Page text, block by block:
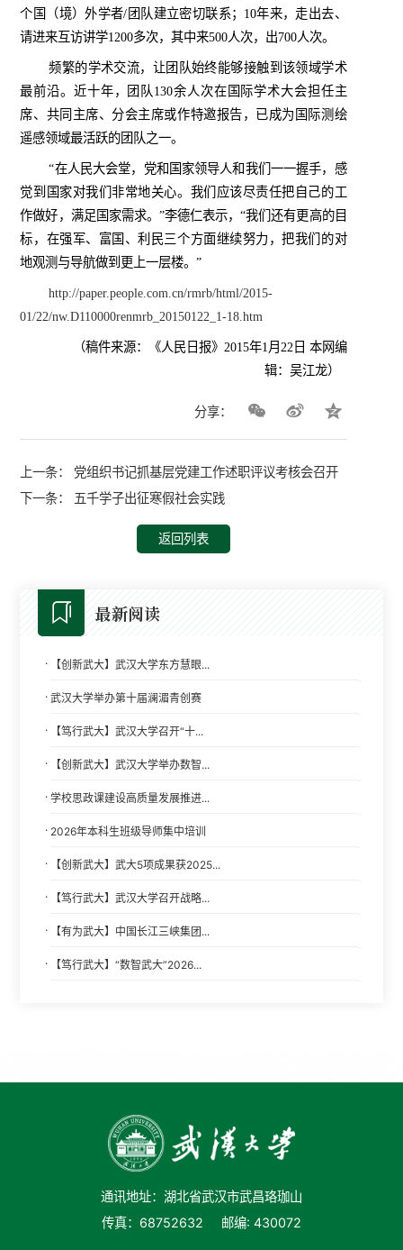
个国（境）外学者/ 团队建立密切联系； 10年来，走出去、
请进来互访讲学1200多次，其中来500人次，出700人次。
频繁的学术交流，让团队始终能够接触到该领域学术
最前沿。近十年，团队 130余人次在国际学术大会担任主
席、共同主席、分会主席或作特邀报告，已成为国际测绘
遥感领域最活跃的团队之一。
“在人民大会堂，党和国家领导人和我们一一握手，感
觉到国家对我们非常地关心。我们应该尽责任把自己的工
作做好，满足国家需求。”李德仁表示，“我们还有更高的目
标，在强军、富国、利民三个方面继续努力，把我们的对
地观测与导航做到更上一层楼。”
http://paper.people.com.cn/rmrb/html/2015-
01/22/nw.D110000renmrb_20150122_1-18.htm
（稿件来源：《人民日报》 2015年1 月 22 日 本网编
辑：吴江龙）
分享：
上一条： 党组织书记抓基层党建工作述职评议考核会召开
下一条： 五千学子出征寒假社会实践
返回列表
最新阅读
· 【创新武大】武汉大学东方慧眼...
· 武汉大学举办第十届澜湄青创赛
· 【笃行武大】武汉大学召开“十...
· 【创新武大】武汉大学举办数智...
· 学校思政课建设高质量发展推进...
· 2026年本科生班级导师集中培训
· 【创新武大】武大5项成果获2025...
· 【笃行武大】武汉大学召开战略...
· 【有为武大】中国长江三峡集团...
· 【笃行武大】“数智武大”2026...
通讯地址：湖北省武汉市武昌珞珈山
传真：68752632
邮编: 430072